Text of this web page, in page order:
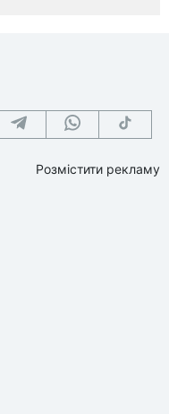
Розмістити рекламу